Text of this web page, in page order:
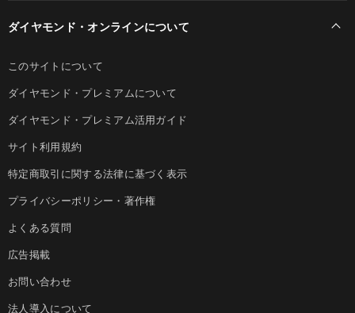
ダイヤモンド・オンラインについて
このサイトについて
ダイヤモンド・プレミアムについて
ダイヤモンド・プレミアム活用ガイド
サイト利用規約
特定商取引に関する法律に基づく表示
プライバシーポリシー・著作権
よくある質問
広告掲載
お問い合わせ
法人導入について